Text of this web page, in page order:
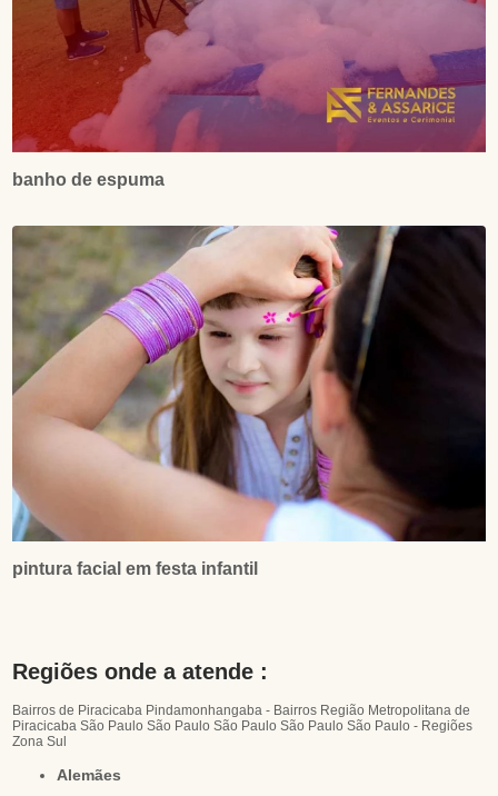
banho de espuma
pintura facial em festa infantil
Regiões onde a atende :
Bairros de Piracicaba Pindamonhangaba - Bairros Região Metropolitana de
Piracicaba São Paulo São Paulo São Paulo São PauloSão Paulo - Regiões
Zona Sul
Alemães